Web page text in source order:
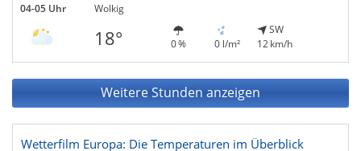
04-05 Uhr Wolkig
18° 0 % 0 l/m²
SW
12 km/h
Weitere Stunden anzeigen
Wetterfilm Europa: Die Temperaturen im Überblick